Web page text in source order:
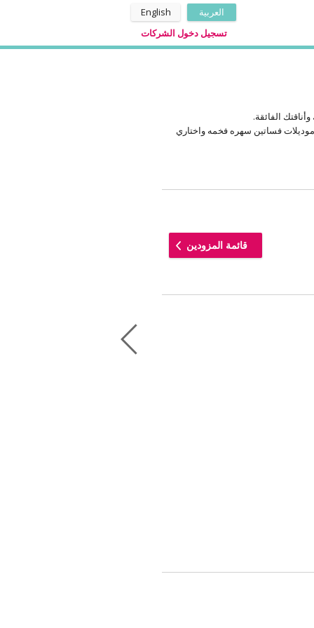
العربية
English
تسجيل دخول الشركات
الفائقة.
فساتين سهره فخمه واختاري
قائمة المزودين